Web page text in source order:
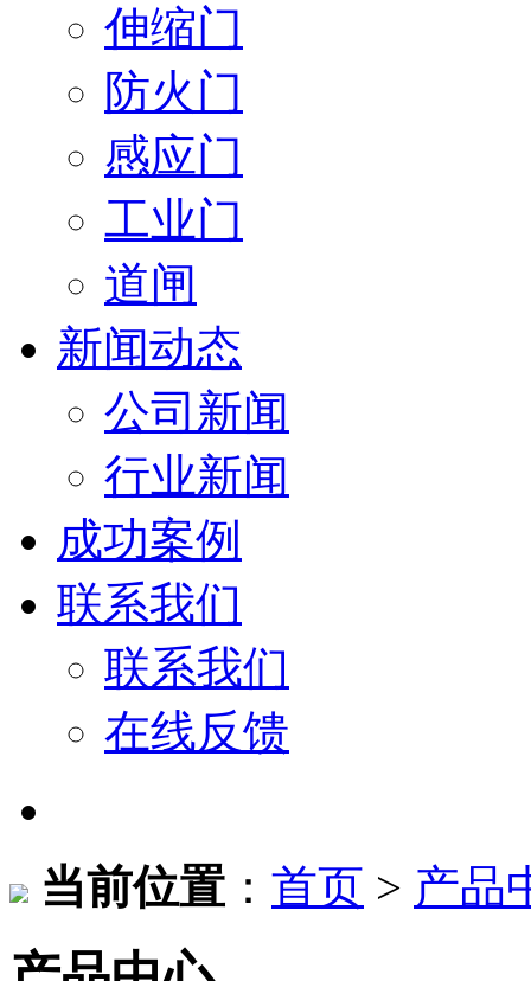
伸缩门
防火门
感应门
工业门
道闸
新闻动态
公司新闻
行业新闻
成功案例
联系我们
联系我们
在线反馈
当前位置 ： 首页 > 产品